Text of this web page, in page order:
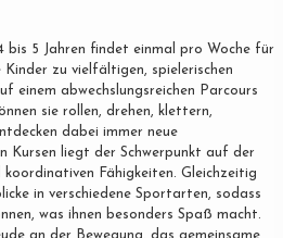
bis 5 Jahren findet einmal pro Woche für
zu vielfältigen, spielerischen
einem abwechslungsreichen Parcours
sie rollen, drehen, klettern,
dabei immer neue
Kursen liegt der Schwerpunkt auf der
koordinativen Fähigkeiten. Gleichzeitig
in verschiedene Sportarten, sodass
was ihnen besonders Spaß macht.
an der Bewegung, das gemeinsame